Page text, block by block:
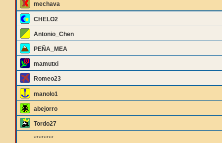
mechava
CHELO2
Antonio_Chen
PEÑA_MEA
mamutxi
Romeo23
manolo1
abejorro
Tordo27
********